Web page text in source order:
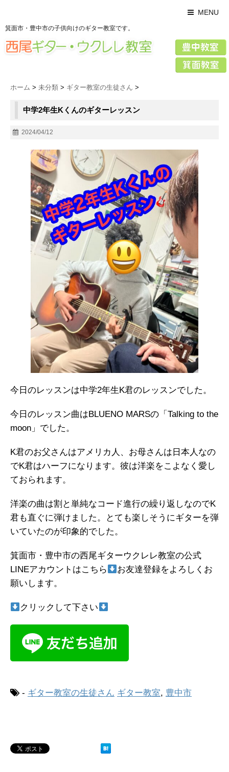
MENU
箕面市・豊中市の子供向けのギター教室です。
ホーム > 未分類 > ギター教室の生徒さん >
中学2年生Kくんのギターレッスン
2024/04/12
今日のレッスンは中学2年生K君のレッスンでした。
今日のレッスン曲はBLUENO MARSの「Talking to the
moon」でした。
K君のお父さんはアメリカ人、お母さんは日本人なの
でK君はハーフになります。彼は洋楽をこよなく愛し
ておられます。
洋楽の曲は割と単純なコード進行の繰り返しなのでK
君も直ぐに弾けました。とても楽しそうにギターを弾
いていたのが印象的でした。
箕面市・豊中市の西尾ギターウクレレ教室の公式
LINEアカウントはこちら
お友達登録をよろしくお
願いします。
クリックして下さい
- ギター教室の生徒さん ギター教室, 豊中市